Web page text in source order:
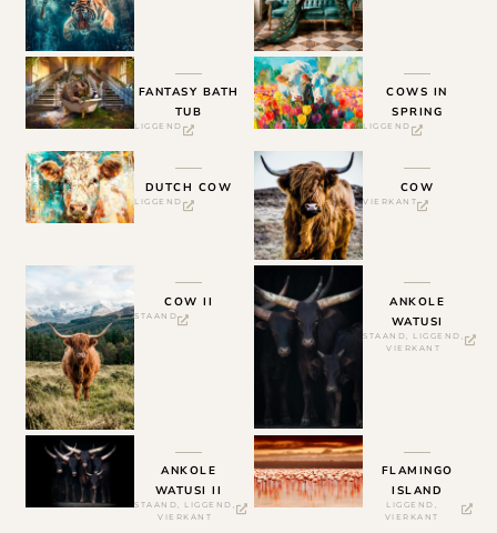
FANTASY BATH
TUB
LIGGEND
COWS IN
SPRING
LIGGEND
DUTCH COW
LIGGEND
COW
VIERKANT
COW II
STAAND
ANKOLE
WATUSI
STAAND LIGGEND
VIERKANT
ANKOLE
WATUSI II
STAAND, LIGGEND ,
VIERKANT
FLAMINGO
ISLAND
LIGGEND ,
VIERKANT